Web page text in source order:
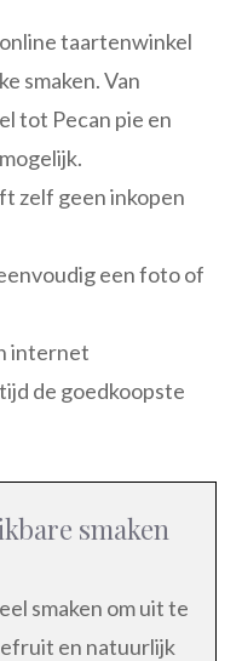
taartenwinkel
smaken. Van
tot Pecan pie en
zelf geen inkopen
een foto of
internet
de goedkoopste
smaken
smaken om uit te
en natuurlijk